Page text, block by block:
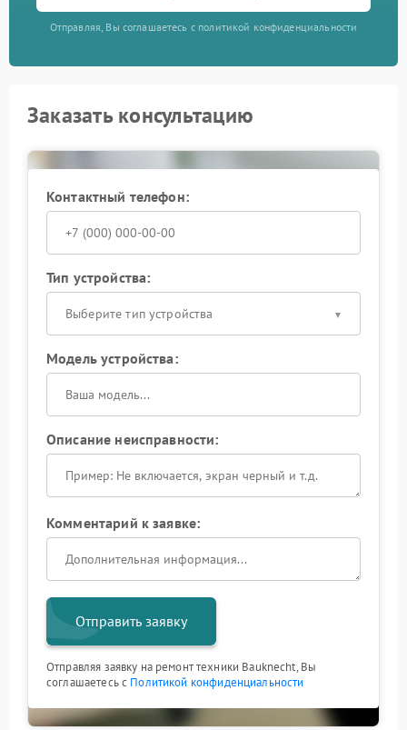
Отправляя, Вы соглашаетесь с политикой конфиденциальности
Заказать консультацию
Контактный телефон:
Тип устройства:
Выберите тип устройства
Модель устройства:
Описание неисправности:
Комментарий к заявке:
Отправить заявку
Отправляя заявку на ремонт техники Bauknecht, Вы
соглашаетесь с Политикой конфиденциальности